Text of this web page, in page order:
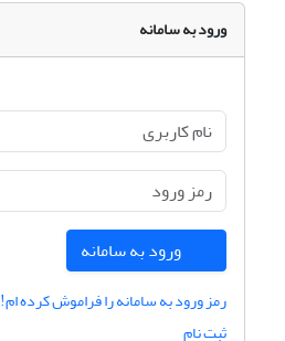
ورود به سامانه
ورود به سامانه
رمز ورود به سامانه را فراموش کرده ام!
ثبت نام